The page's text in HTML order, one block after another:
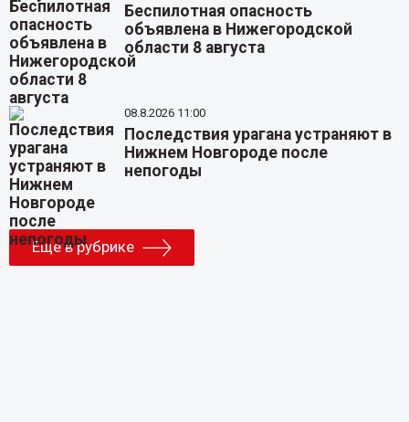
Беспилотная опасность
объявлена в Нижегородской
области 8 августа
08.8.2026 11:00
Последствия урагана устраняют в
Нижнем Новгороде после
непогоды
Еще в рубрике